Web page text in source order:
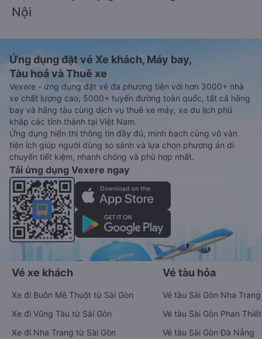
Nội
Ứng dụng đặt vé Xe khách, Máy bay,
Tàu hoả và Thuê xe
Vexere - ứng dụng đặt vé đa phương tiện với hơn 3000+ nhà
xe chất lượng cao, 5000+ tuyến đường toàn quốc, tất cả hãng
bay và hãng tàu cùng dịch vụ thuê xe máy, xe du lịch phủ
khắp các tỉnh thành tại Việt Nam.
Ứng dụng hiển thị thông tin đầy đủ, minh bạch cùng vô vàn
tiện ích giúp người dùng so sánh và lựa chọn phương án di
chuyển tiết kiệm, nhanh chóng và phù hợp nhất.
Tải ứng dụng Vexere ngay
Vé xe khách
Xe đi Buôn Mê Thuột từ Sài Gòn
Xe đi Vũng Tàu từ Sài Gòn
Xe đi Nha Trang từ Sài Gòn
Vé tàu hỏa
Vé tàu Sài Gòn Nha Trang
Vé tàu Sài Gòn Phan Thiết
Vé tàu Sài Gòn Đà Nẵng